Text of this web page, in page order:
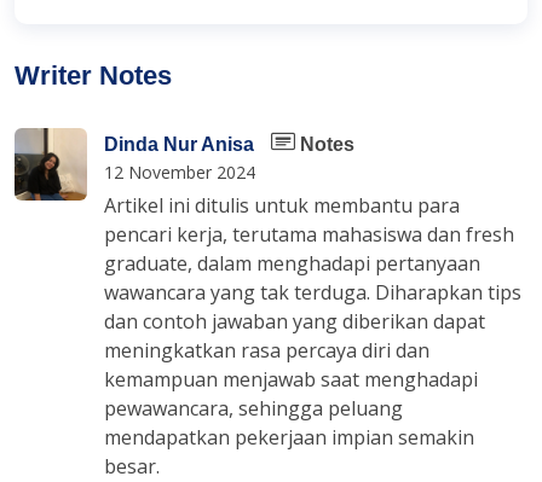
Writer Notes
Dinda Nur Anisa Notes
12 November 2024
Artikel ini ditulis untuk membantu para
pencari kerja, terutama mahasiswa dan fresh
graduate, dalam menghadapi pertanyaan
wawancara yang tak terduga. Diharapkan tips
dan contoh jawaban yang diberikan dapat
meningkatkan rasa percaya diri dan
kemampuan menjawab saat menghadapi
pewawancara, sehingga peluang
mendapatkan pekerjaan impian semakin
besar.